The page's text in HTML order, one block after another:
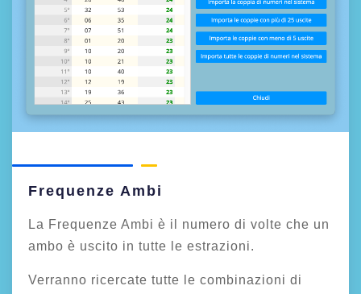
Frequenze Ambi
La Frequenze Ambi è il numero di volte che un
ambo è uscito in tutte le estrazioni.
Verranno ricercate tutte le combinazioni di